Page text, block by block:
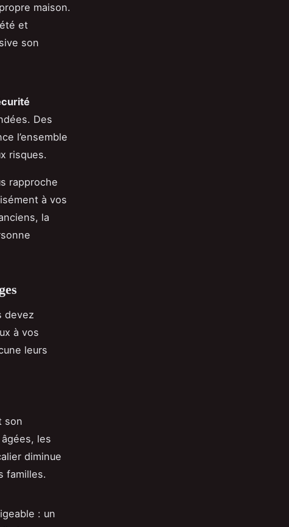
maison.
et
son
Des
l’ensemble
risques.
rapproche
à vos
la
devez
à vos
leurs
son
les
diminue
familles.
: un